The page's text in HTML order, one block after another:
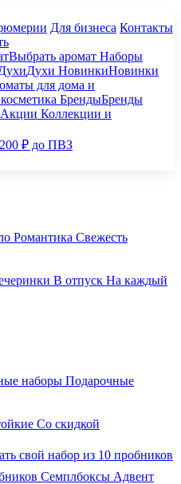
Для бизнеса Контакты
Выбрать аромат Наборы
Духи НовинкиНовинки
для дома и
БрендыБренды
Акции Коллекции и
₽ до ПВЗ
Романтика Свежесть
В отпуск На каждый
наборы Подарочные
Со скидкой
свой набор из 10 пробников
Семплбоксы Адвент